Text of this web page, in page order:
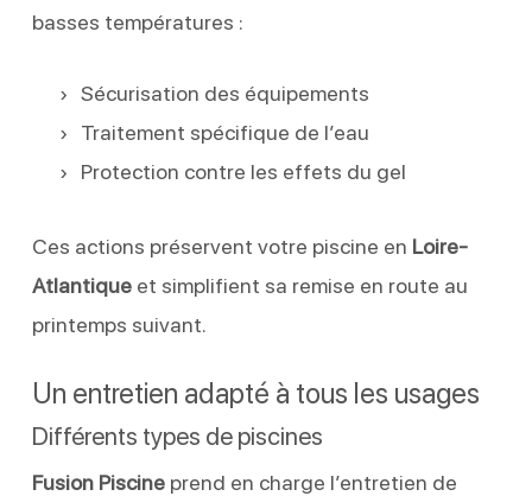
basses températures :
Sécurisation des équipements
Traitement spécifique de l’eau
Protection contre les effets du gel
Ces actions préservent votre piscine en Loire-
Atlantiqueet simplifient sa remise en route au
printemps suivant.
Un entretien adapté à tous les usages
Différents types de piscines
Fusion Piscineprend en charge l’entretien de